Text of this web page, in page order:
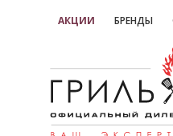
АКЦИИ БРЕНДЫ